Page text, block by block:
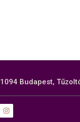
1094 Budapest,